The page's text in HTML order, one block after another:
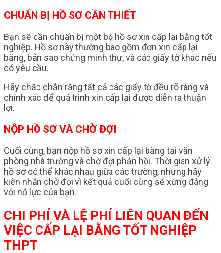
CHUẨN BỊ HỒ SƠ CẦN THIẾT
Bạn sẽ cần chuẩn bị một bộ hồ sơ xin cấp lại bằng tốt
nghiệp. Hồ sơ này thường bao gồm đơn xin cấp lại
bằng, bản sao chứng minh thư, và các giấy tờ khác nếu
có yêu cầu.
Hãy chắc chắn rằng tất cả các giấy tờ đều rõ ràng và
chính xác để quá trình xin cấp lại được diễn ra thuận
lợi.
NỘP HỒ SƠ VÀ CHỜ ĐỢI
Cuối cùng, bạn nộp hồ sơ xin cấp lại bằng tại văn
phòng nhà trường và chờ đợi phản hồi. Thời gian xử lý
hồ sơ có thể khác nhau giữa các trường, nhưng hãy
kiên nhẫn chờ đợi vì kết quả cuối cùng sẽ xứng đáng
với nỗ lực của bạn.
CHI PHÍ VÀ LỆ PHÍ LIÊN QUAN ĐẾN
VIỆC CẤP LẠI BẰNG TỐT NGHIỆP
THPT